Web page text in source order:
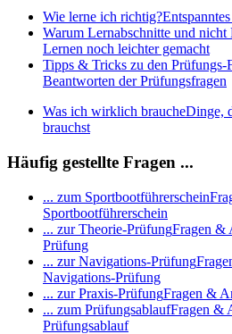
Wie lerne ich richtig?
Warum Lernabschnitte und nicht
Lernen noch leichter gemacht
Tipps & Tricks zu den Prüfungs-
Beantworten der Prüfungsfragen
Was ich wirklich braucheDinge,
brauchst
Häufig gestellte Fragen ...
... zum Sportbootführerschein
Sportbootführerschein
... zur Theorie-PrüfungFragen &
Prüfung
... zur Navigations-Prüfung
Navigations-Prüfung
... zur Praxis-PrüfungFragen &
... zum PrüfungsablaufFragen &
Prüfungsablauf